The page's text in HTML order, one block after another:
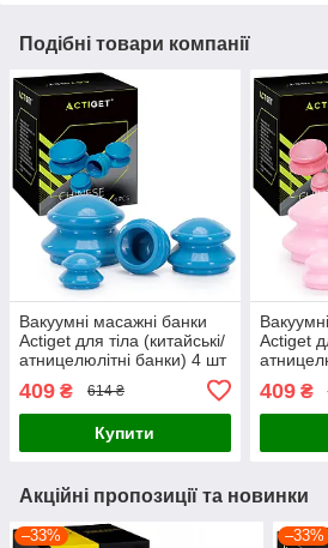
Подібні товари компанії
Вакуумні масажні банки
Actiget для тіла (китайські/
атницелюлітні банки) 4 шт
409 ₴ 614 ₴
Купити
Actiget
409₴
Акційні пропозиції та новинки
–33% –33%